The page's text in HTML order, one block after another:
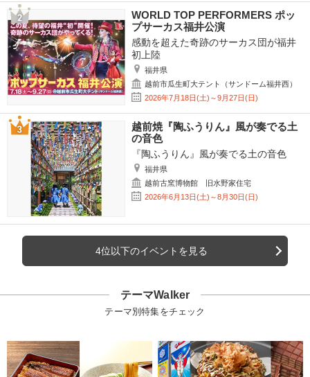
WORLD TOP PERFORMERS ポッ
プサーカス福井公演
感動を超えた奇跡のサーカス団が福井
初上陸
福井県
越前市瓜生町大テント（サンドーム福井西）
2026年7月18日(土)～9月27日(日)
越前焼『陶ふうりん』風が奏でる土
の音色
『陶ふうりん』風が奏でる土の音色
福井県
越前古窯博物館 旧水野家住宅
2026年6月13日(土)～8月30日(日)
4位以下のイベントを見る
テーマWalker
テーマ別特集をチェック